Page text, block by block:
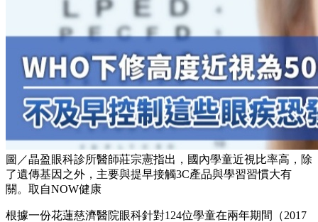
圖／晶盈眼科診所醫師莊宗憲指出，國內學童近視比率高，除
了遺傳基因之外，主要與提早接觸3C產品與學習習慣大有
關。取自NOW健康
根據一份花蓮慈濟醫院眼科針對124位學童在兩年期間（2017